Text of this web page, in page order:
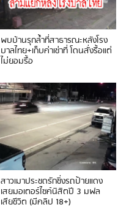
พบบ้านรุกล้ำที่สาธารณะหลังโรง
บาลไทย+เก็บค่าเช่าที่ โดนสั่งรื้อแต่
ไม่ยอมรื้อ
สาวเมาประชดรักซิ่งรถป้ายแดง
เสยมอเตอร์ไซค์นิสิตปี 3 มฟล
เสียชีวิต (มีคลิป 18+)